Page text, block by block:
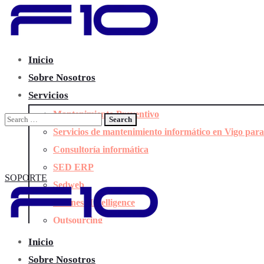
Inicio
Sobre Nosotros
Servicios
Mantenimiento Preventivo
Servicios de mantenimiento informático en Vigo
Consultoría informática
SED ERP
Sedweb
Business Intelligence
Outsourcing
Inteligencia Artificial para Empresas
SOPORTE
Inicio
Sobre Nosotros